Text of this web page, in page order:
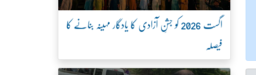
اگست 2026 کو جشنِ آزادی کا یادگار مہینہ بنانے کا
فیصلہ